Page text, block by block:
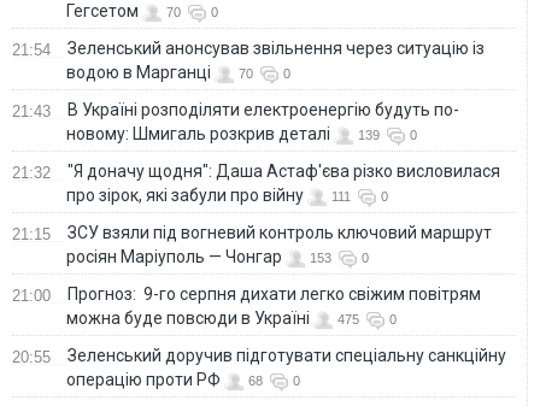
Гегсетом
70 0
21:54
Зеленський анонсував звільнення через ситуацію із
водою в Марганці
70 0
21:43
В Україні розподіляти електроенергію будуть по-
новому: Шмигаль розкрив деталі
139 0
21:32
"Я доначу щодня": Даша Астаф'єва різко висловилася
про зірок, які забули про війну
111 0
21:15
ЗСУ взяли під вогневий контроль ключовий маршрут
росіян Маріуполь — Чонгар
153 0
21:00
Прогноз: 9-го серпня дихати легко свіжим повітрям
можна буде повсюди в Україні
475 0
20:55
Зеленський доручив підготувати спеціальну санкційну
операцію проти РФ
68 0